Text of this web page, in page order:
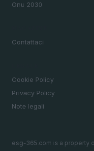
Onu 2030
Contattaci
Cookie Policy
Privacy Policy
Note legali
esg-365.com is a property